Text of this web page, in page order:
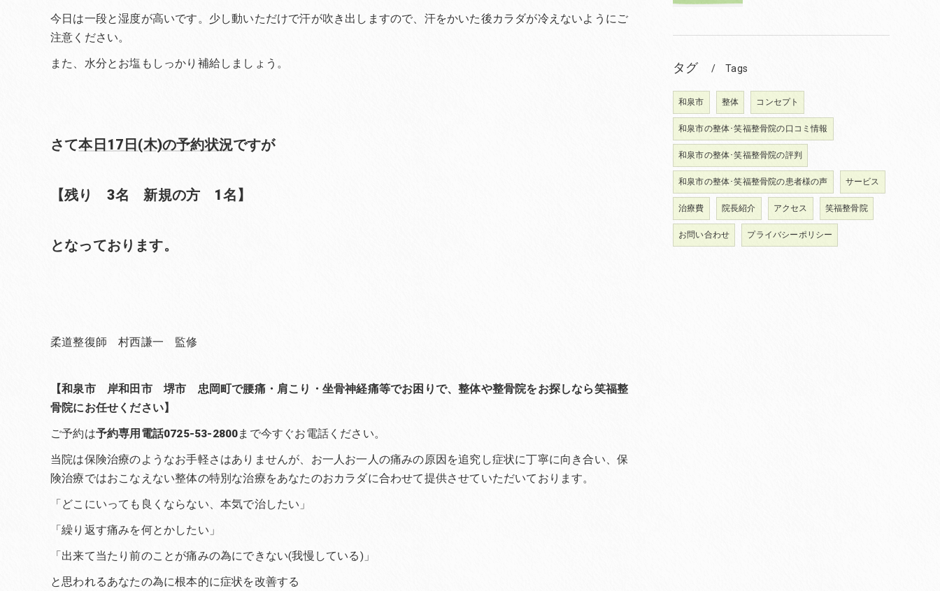
今日は一段と湿度が高いです。少し動いただけで汗が吹き出しますので、汗をかいた後カラダが冷えないようにご
注意ください。
また、水分とお塩もしっかり補給しましょう。
さて本日17日(木)の予約状況ですが
【残り 3名 新規の方 1名】
となっております。
柔道整復師 村西謙一 監修
【和泉市 岸和田市 堺市 忠岡町で腰痛・肩こり・坐骨神経痛等でお困りで、整体や整骨院をお探しなら笑福整
骨院にお任せください】
ご予約は予約専用電話0725-53-2800まで今すぐお電話ください。
当院は保険治療のようなお手軽さはありませんが、お一人お一人の痛みの原因を追究し症状に丁寧に向き合い、保
険治療ではおこなえない整体の特別な治療をあなたのおカラダに合わせて提供させていただいております。
「どこにいっても良くならない、本気で治したい」
「繰り返す痛みを何とかしたい」
「出来て当たり前のことが痛みの為にできない(我慢している)」
と思われるあなたの為に根本的に症状を改善する
タグ Tags
和泉市 整体 コンセプト
和泉市の整体･笑福整骨院の口コミ情報
和泉市の整体･笑福整骨院の評判
和泉市の整体･笑福整骨院の患者様の声 サービス
治療費 院長紹介 アクセス 笑福整骨院
お問い合わせ プライバシーポリシー